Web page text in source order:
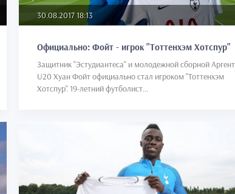
30.08.2017 18:13
Официально: Фойт - игрок "Тоттенхэм Хотспур"
Защитник "Эстудиантеса" и молодежной сборной
U20 Хуан Фойт официально стал игроком "Тоттенхэм
Хотспур". 19-летний футболист...